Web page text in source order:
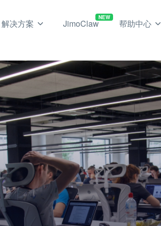
解决方案 JimoClaw
NEW
帮助中心